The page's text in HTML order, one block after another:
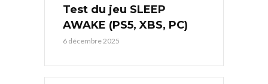
Test du jeu SLEEP
AWAKE (PS5, XBS, PC)
6 décembre 2025